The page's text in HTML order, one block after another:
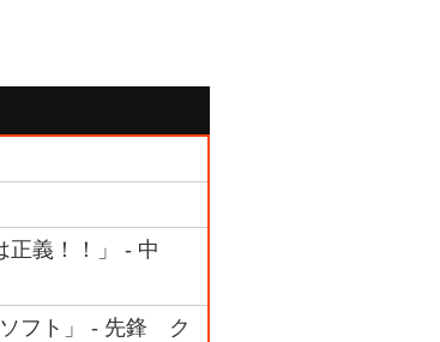
正義！！」 - 中
ソフト」 - 先鋒 ク